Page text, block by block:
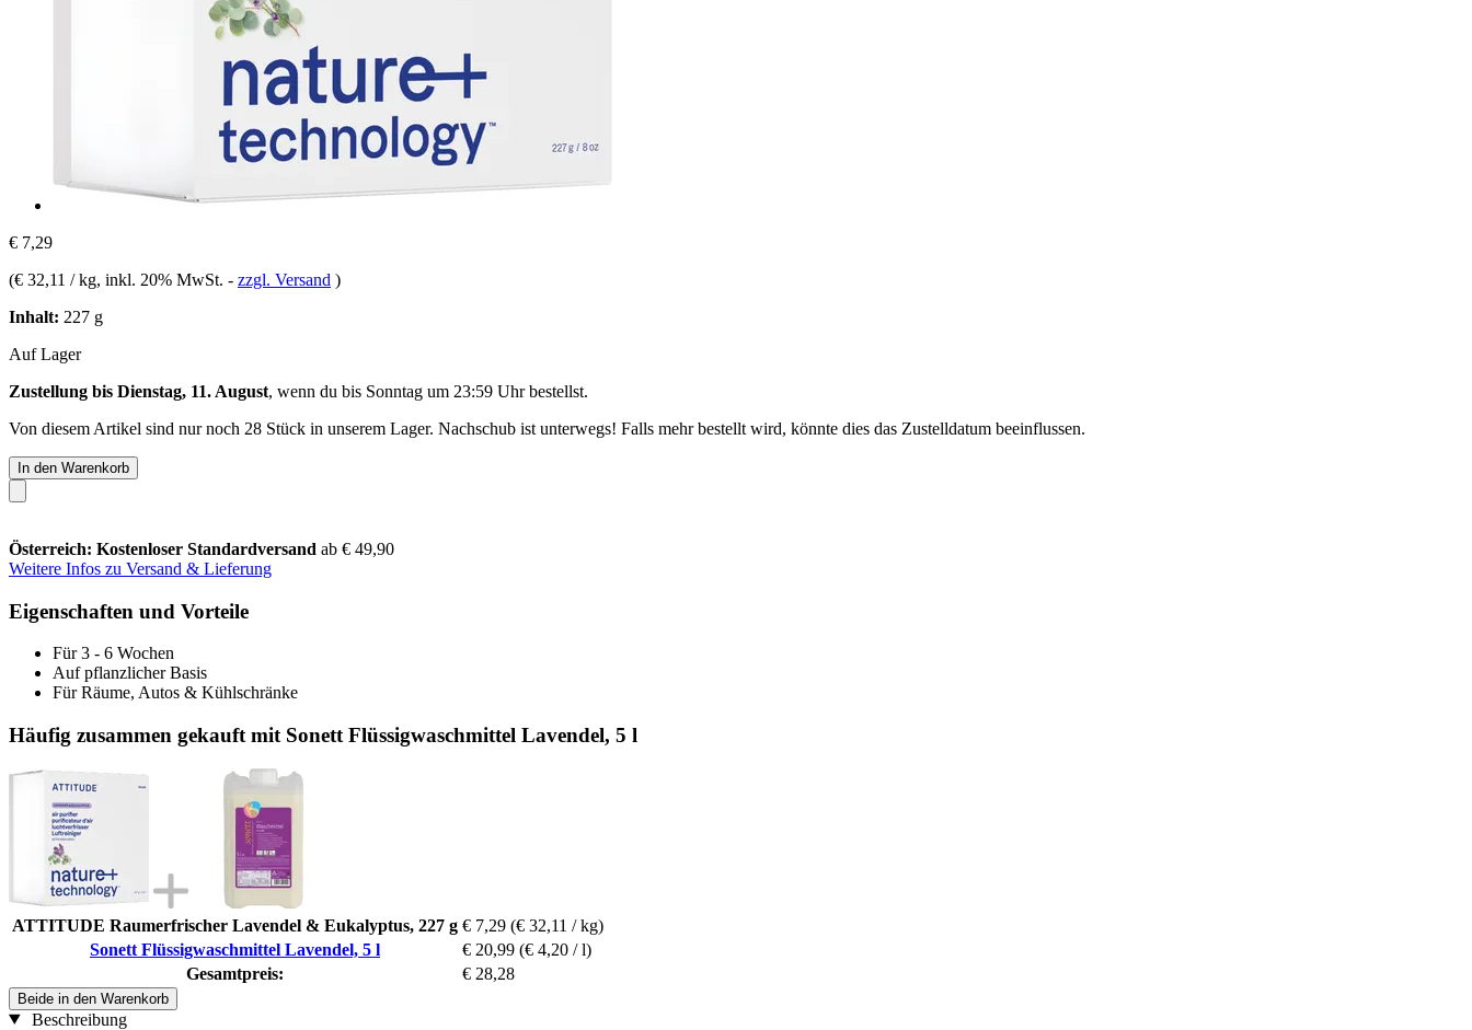
€ 7,29
(€ 32,11 / kg, inkl. 20% MwSt. - zzgl. Versand )
Inhalt: 227 g
Auf Lager
Zustellung bis Dienstag, 11. August, wenn du bis Sonntag um 23:59 Uhrbestellst.
Von diesem Artikel sind nur noch 28 Stück in unserem Lager. Nachschub ist unterwegs! Falls mehr bestellt wird, könnte dies das Zustelldatum beeinflussen.
In den Warenkorb
Österreich: Kostenloser Standardversand ab € 49,90
Weitere Infos zu Versand & Lieferung
Eigenschaften und Vorteile
Für 3 - 6 Wochen
Auf pflanzlicher Basis
Für Räume, Autos & Kühlschränke
Häufig zusammen gekauft mit Sonett Flüssigwaschmittel Lavendel, 5 l
ATTITUDE Raumerfrischer Lavendel & Eukalyptus, 227 g € 7,29 (€ 32,11 / kg)
Sonett Flüssigwaschmittel Lavendel, 5 l
€ 20,99 (€ 4,20 / l)
Gesamtpreis:
€ 28,28
Beide in den Warenkorb
Beschreibung